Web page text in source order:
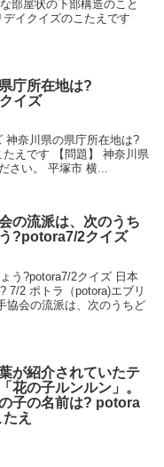
部屋状の下部構造のこと
イクイズのこたえです
庁所在地は?
イズ
神奈川県の県庁所在地は?
えです 【問題】 神奈川県
さい。 平塚市 横...
の流派は、次のうち
?potora7/2クイズ
う?potora7/2クイズ 日本
7/2 ポトラ（potora)エブリ
協会の流派は、次のうちど
が紹介されていたテ
花の子ルンルン」。
子の名前は? potora
え